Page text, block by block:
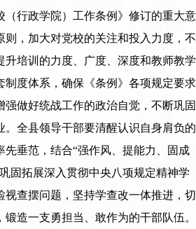
（行政学院）工作条例》修订的重大意
则，加大对党校的关注和投入力度，不
升培训的力度、广度、深度和教师教学
制度体系，确保《条例》各项规定要求
强做好统战工作的政治自觉，不断巩固
。全县领导干部要清醒认识自身肩负的
先垂范，结合“强作风、提能力、固成
固拓展深入贯彻中央八项规定精神学
视查摆问题，坚持学查改一体推进，切
造一支勇担当、敢作为的干部队伍。